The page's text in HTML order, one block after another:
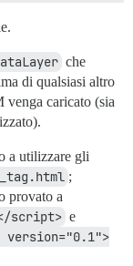
che
di qualsiasi altro
venga caricato (sia
a utilizzare gli
;
provato a
script> e